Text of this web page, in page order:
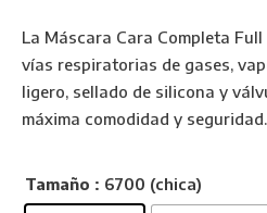
La Máscara Cara Completa
vías respiratorias de gases,
ligero, sellado de silicona y
máxima comodidad y seguridad.
Tamaño : 6700 (chica)